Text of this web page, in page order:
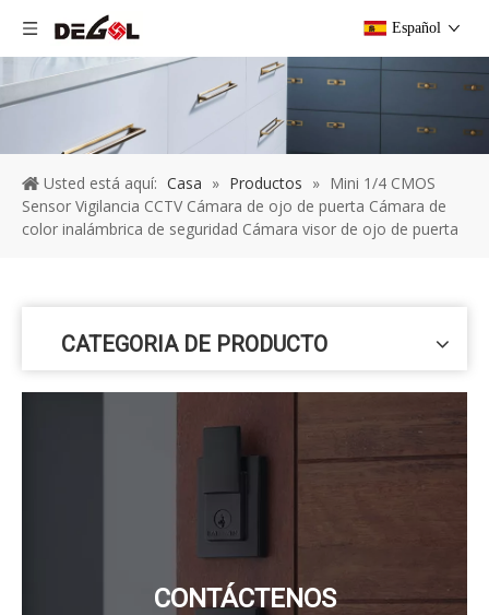
Español
Usted está aquí: Casa » Productos » Mini 1/4 CMOS
Sensor Vigilancia CCTV Cámara de ojo de puerta Cámara de
color inalámbrica de seguridad Cámara visor de ojo de puerta
CATEGORIA DE PRODUCTO
CONTÁCTENOS